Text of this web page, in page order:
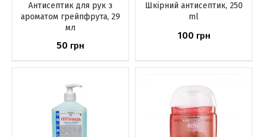
Антисептик для рук з
ароматом грейпфрута, 29
мл
50 грн
Шкірний антисептик, 250
ml
100 грн